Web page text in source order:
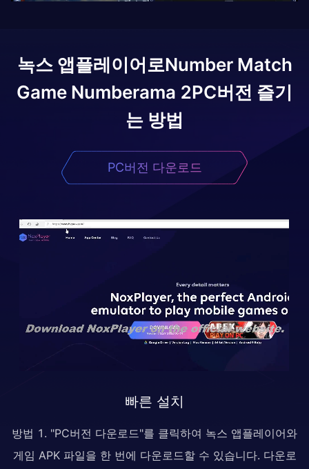
녹스 앱플레이어로Number Match
Game Numberama 2PC버전 즐기
는 방법
PC버전 다운로드
빠른 설치
방법 1. "PC버전 다운로드"를 클릭하여 녹스 앱플레이어와
게임 APK 파일을 한 번에 다운로드할 수 있습니다. 다운로